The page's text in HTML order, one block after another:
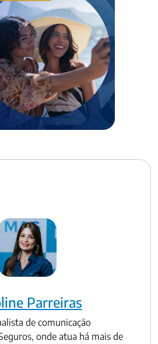
Parreiras
de comunicação
onde atua há mais de